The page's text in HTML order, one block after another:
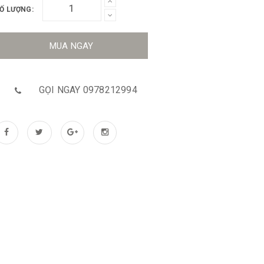
LƯỢNG:
MUA NGAY
GỌI NGAY 0978212994